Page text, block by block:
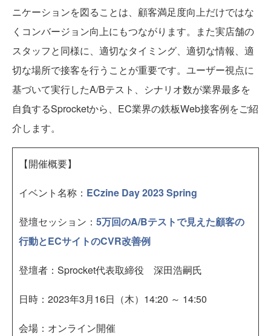
ニケーションを図ることは、顧客満足度向上だけではな
くコンバージョン向上にもつながります。また実店舗の
スタッフと同様に、適切なタイミング、適切な情報、適
切な場所で接客を行うことが重要です。ユーザー視点に
基づいて実行したA/Bテスト、シナリオ数が業界最多を
自負するSprocketから、EC業界の鉄板Web接客例をご紹
介します。
【開催概要】
イベント名称： ECzine Day 2023 Spring
登壇セッション： 5万回のA/Bテストで見えた顧客の
行動とECサイトのCVR改善例
登壇者：Sprocket代表取締役 深田浩嗣氏
日時：2023年3月16日（木）14:20 ～ 14:50
会場：オンライン開催